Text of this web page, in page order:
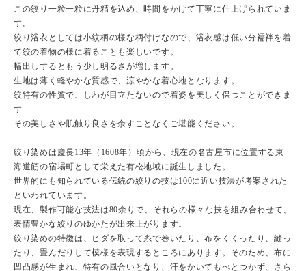
この絞り一粒一粒に丹精を込め、時間をかけて丁寧に仕上げられていま
す。
絞り浴衣としては小紋柄の様な柄付けなので、浴衣感は低い分襦袢を着
て絞の着物の様に着ることも楽しいです。
幅出しするともう少し明るさが増します。
生地は薄く軽やかな質感で、涼やかな着心地となります。
絞特有の性質で、しわが目立たないので着姿を美しく保つことができま
す
その美しさや肌触り良さを余すことなくご堪能ください。
絞り染めは慶長13年（1608年）頃から、現在の名古屋市に位置する東
海道筋の宿場町として栄えた有松地域に誕生しました。
世界的にも知られている伝統の絞りの技は100に近い技法が考案された
といわれています。
現在、製作可能な技法は80余りで、それらの様々な技を組み合わせて、
表情豊かな絞りのゆかたが出来上がります。
絞り染めの特徴は、ヒダを取って糸で巻いたり、布をくくったり、縫っ
たり、畳んだりして模様を表現するところにあります。そのため、布に
凹凸感が生まれ、特有の風合いとなり、汗をかいてもべとつかず、さら